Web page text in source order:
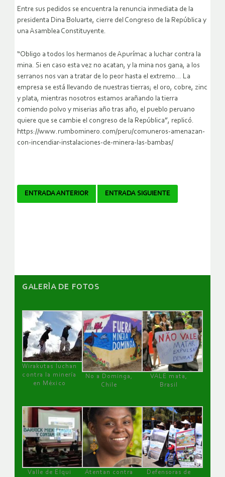
Entre sus pedidos se encuentra la renuncia inmediata de la
presidenta Dina Boluarte, cierre del Congreso de la República y
una Asamblea Constituyente.
“Obligo a todos los hermanos de Apurímac a luchar contra la
mina. Si en caso esta vez no acatan, y la mina nos gana, a los
serranos nos van a tratar de lo peor hasta el extremo… La
empresa se está llevando de nuestras tierras; el oro, cobre, zinc
y plata, mientras nosotros estamos arañando la tierra
comiendo polvo y miserias año tras año, el pueblo peruano
quiere que se cambie el congreso de la República”, replicó.
https://www.rumbominero.com/peru/comuneros-amenazan-
con-incendiar-instalaciones-de-minera-las-bambas/
Navegador
ENTRADA ANTERIOR ENTRADA SIGUIENTE
GALERÌA DE FOTOS
Wirakutas luchan
contra la minería
en México
No a Dominga,
Chile
VALE mata,
Brasil
Valle de Elqui
Atentan contra
Defensoras de